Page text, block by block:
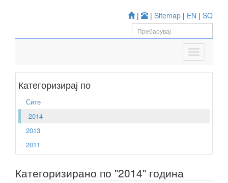
| | Sitemap | EN | SQ
Категоризирај по
Сите
2014
2013
2011
Категоризирано по "2014" година